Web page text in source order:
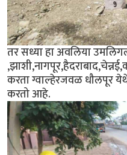
तर सध्या हा अवलिया
करता ग्वाल्हेरजवळ धौलपूर
करतो आहे.